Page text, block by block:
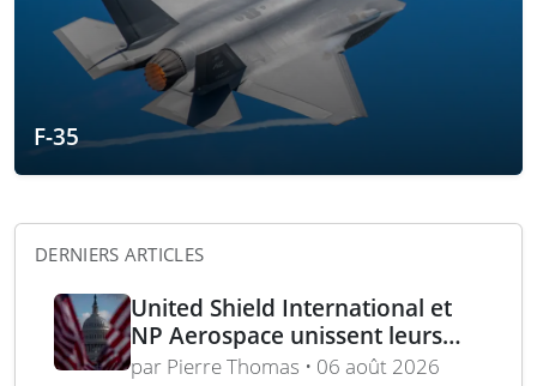
F-35
DERNIERS ARTICLES
United Shield International et
NP Aerospace unissent leurs
forces pour renforcer le soutien
par Pierre Thomas • 06 août 2026